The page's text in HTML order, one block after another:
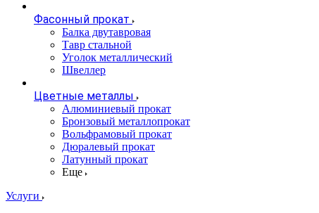
Фасонный прокат
Балка двутавровая
Тавр стальной
Уголок металлический
Швеллер
Цветные металлы
Алюминиевый прокат
Бронзовый металлопрокат
Вольфрамовый прокат
Дюралевый прокат
Латунный прокат
Еще
Услуги